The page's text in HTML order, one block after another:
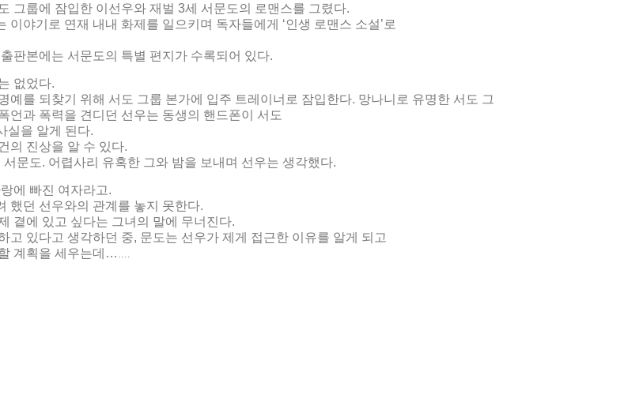
그룹에 잠입한 이선우와 재벌 3세 서문도의 로맨스를 그렸다.
이야기로 연재 내내 화제를 일으키며 독자들에게 ‘인생 로맨스 소설’로
판본에는 서문도의 특별 편지가 수록되어 있다.
없었다.
예를 되찾기 위해 서도 그룹 본가에 입주 트레이너로 잠입한다. 망나니로 유명한 서도 그
언과 폭력을 견디던 선우는 동생의 핸드폰이 서도
실을 알게 된다.
의 진상을 알 수 있다.
문도. 어렵사리 유혹한 그와 밤을 보내며 선우는 생각했다.
에 빠진 여자라고.
했던 선우와의 관계를 놓지 못한다.
곁에 있고 싶다는 그녀의 말에 무너진다.
고 있다고 생각하던 중, 문도는 선우가 제게 접근한 이유를 알게 되고
계획을 세우는데… ….